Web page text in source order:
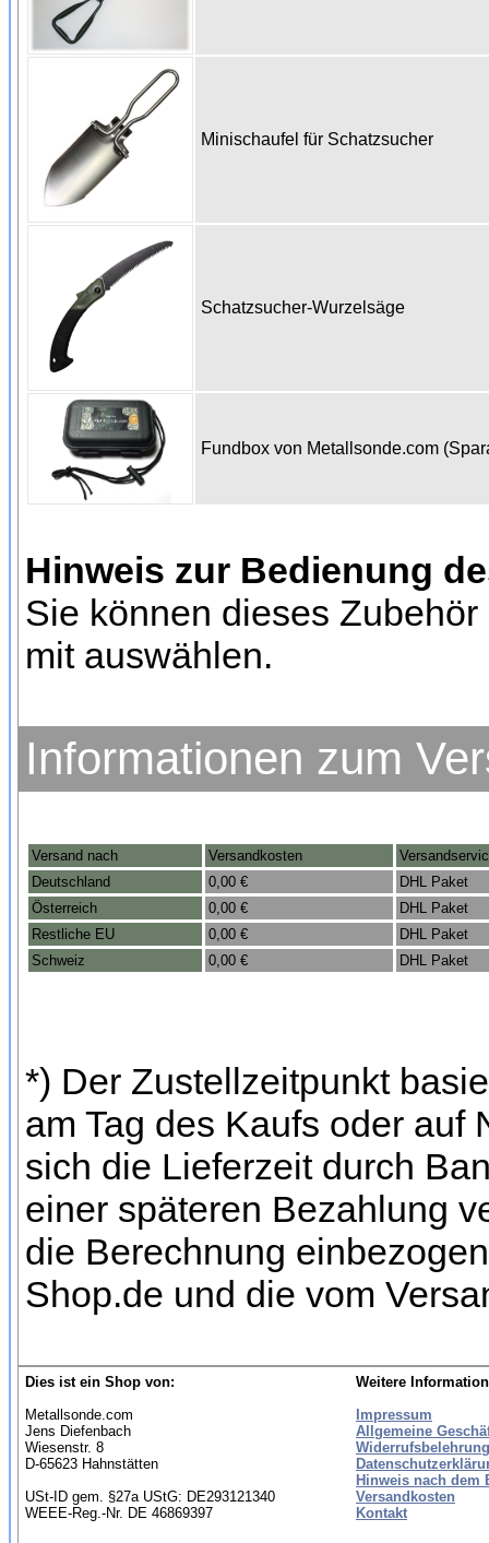
Minischaufel für Schatzsucher
Schatzsucher-Wurzelsäge
Fundbox von Metallsonde.com
Hinweis zur Bedienung
Sie können dieses
mit auswählen.
Informationen zum
Versand nach Versandkosten
Deutschland
0,00 €
DHL Paket
Österreich
0,00 €
DHL Paket
Restliche EU
0,00 €
DHL Paket
Schweiz
0,00 € DHL Paket
*) Der Zustellzeitpunkt
am Tag des Kaufs oder
sich die Lieferzeit durch
einer späteren Bezahlung
die Berechnung
Shop.de und die vom
Dies ist ein Shop von:
Metallsonde.com
Jens Diefenbach
Wiesenstr. 8
D-65623 Hahnstätten
USt-ID gem. §27a UStG: DE293121340
WEEE-Reg.-Nr. DE 46869397
Weitere
Impressum
Allgemeine
Hinweis nach dem
Versandkosten
Kontakt